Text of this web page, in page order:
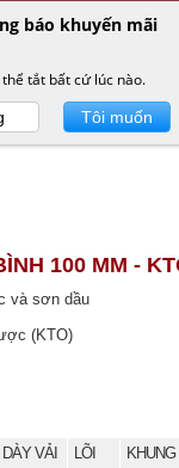
PHẨM GIỚI
100 MM -
và sơn dầu
(KTO)
VẢI LÕI KHUNG
báo khuyến mãi
tắt bất cứ lúc nào.
Tôi muốn